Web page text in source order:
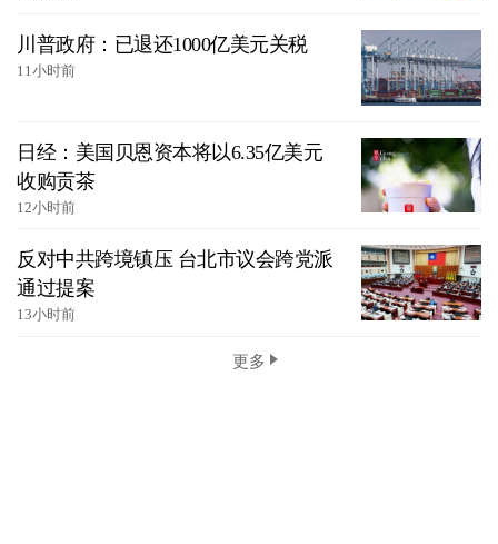
川普政府：已退还1000亿美元关税
11小时前
日经：美国贝恩资本将以6.35亿美元
收购贡茶
12小时前
反对中共跨境镇压 台北市议会跨党派
通过提案
13小时前
更多